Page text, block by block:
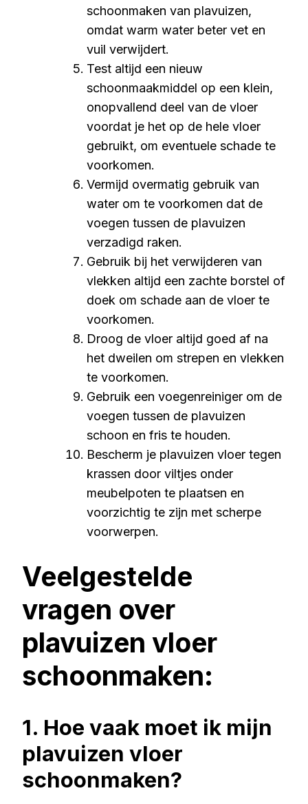
schoonmaken van plavuizen,
omdat warm water beter vet en
vuil verwijdert.
Test altijd een nieuw
schoonmaakmiddel op een klein,
onopvallend deel van de vloer
voordat je het op de hele vloer
gebruikt, om eventuele schade te
voorkomen.
Vermijd overmatig gebruik van
water om te voorkomen dat de
voegen tussen de plavuizen
verzadigd raken.
Gebruik bij het verwijderen van
vlekken altijd een zachte borstel of
doek om schade aan de vloer te
voorkomen.
Droog de vloer altijd goed af na
het dweilen om strepen en vlekken
te voorkomen.
Gebruik een voegenreiniger om de
voegen tussen de plavuizen
schoon en fris te houden.
Bescherm je plavuizen vloer tegen
krassen door viltjes onder
meubelpoten te plaatsen en
voorzichtig te zijn met scherpe
voorwerpen.
Veelgestelde
vragen over
plavuizen vloer
schoonmaken:
1. Hoe vaak moet ik mijn
plavuizen vloer
schoonmaken?